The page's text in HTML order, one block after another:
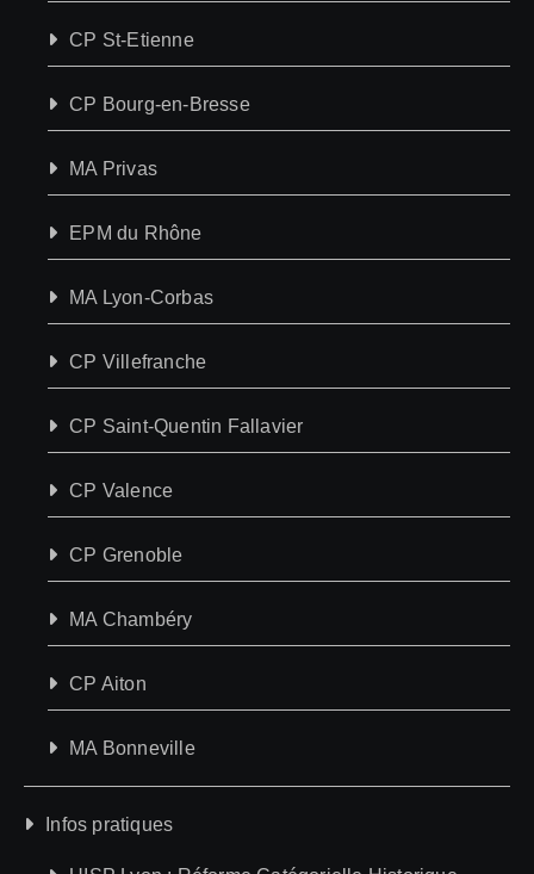
CP St-Etienne
CP Bourg-en-Bresse
MA Privas
EPM du Rhône
MA Lyon-Corbas
CP Villefranche
CP Saint-Quentin Fallavier
CP Valence
CP Grenoble
MA Chambéry
CP Aiton
MA Bonneville
Infos pratiques